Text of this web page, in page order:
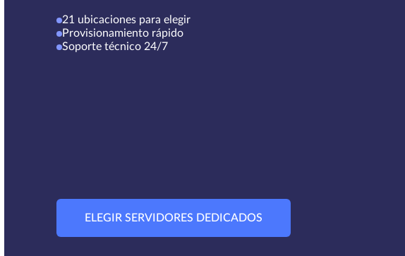
21 ubicaciones para elegir
Provisionamiento rápido
Soporte técnico 24/7
ELEGIR SERVIDORES DEDICADOS